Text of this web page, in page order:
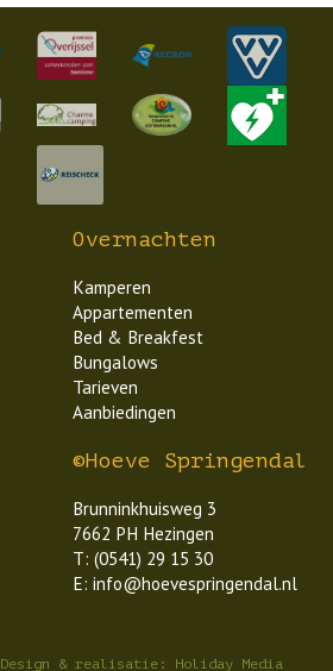
©Hoeve Springendal
Brunninkhuisweg 3
7662 PH Hezingen
T: (0541) 29 15 30
E: info@hoevespringendal.nl
Overnachten
Kamperen
Appartementen
Bed & Breakfest
Bungalows
Tarieven
Aanbiedingen
Design & realisatie: Holiday Media